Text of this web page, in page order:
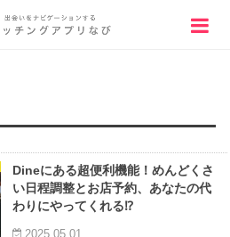
Dineにある超便利機能！めんどくさ
い日程調整とお店予約、あなたの代
わりにやってくれる⁉︎
2025.05.01